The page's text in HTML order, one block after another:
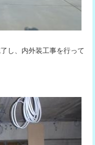
し、内外装工事を行って